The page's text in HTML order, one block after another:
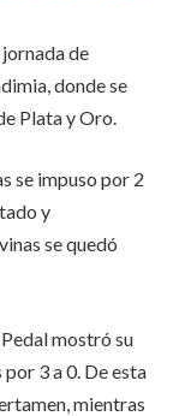
de
donde se
Plata y Oro.
se impuso por 2
y
se quedó
mostró su
3 a 0. De esta
mientras